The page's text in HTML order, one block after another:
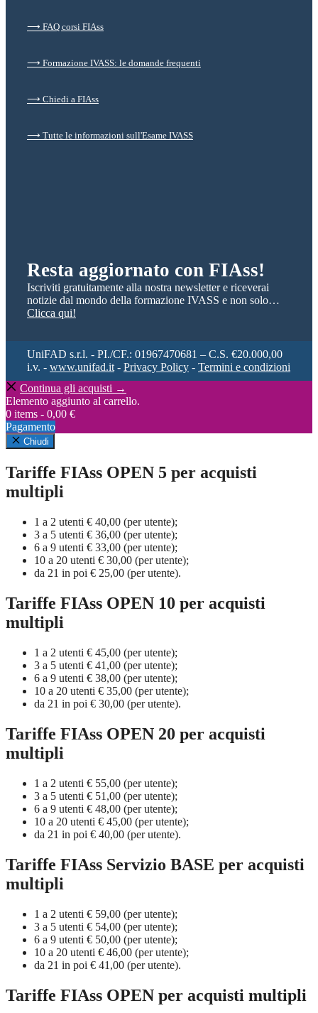
⟶ FAQ corsi FIAss
⟶ Formazione IVASS: le domande frequenti
⟶ Chiedi a FIAss
⟶ Tutte le informazioni sull'Esame IVASS
Resta aggiornato con FIAss!
Iscriviti gratuitamente alla nostra newsletter e riceverai
notizie dal mondo della formazione IVASS e non solo…
Clicca qui!
UniFAD s.r.l. - PI./CF.: 01967470681 – C.S. €20.000,00
i.v. - www.unifad.it - Privacy Policy - Termini e condizioni
Continua gli acquisti →
Elemento aggiunto al carrello.
0 items - 0,00 €
Pagamento
Chiudi
Tariffe FIAss OPEN 5 per acquisti
multipli
1 a 2 utenti € 40,00 (per utente);
3 a 5 utenti € 36,00 (per utente);
6 a 9 utenti € 33,00 (per utente);
10 a 20 utenti € 30,00 (per utente);
da 21 in poi € 25,00 (per utente).
Tariffe FIAss OPEN 10 per acquisti
multipli
1 a 2 utenti € 45,00 (per utente);
3 a 5 utenti € 41,00 (per utente);
6 a 9 utenti € 38,00 (per utente);
10 a 20 utenti € 35,00 (per utente);
da 21 in poi € 30,00 (per utente).
Tariffe FIAss OPEN 20 per acquisti
multipli
1 a 2 utenti € 55,00 (per utente);
3 a 5 utenti € 51,00 (per utente);
6 a 9 utenti € 48,00 (per utente);
10 a 20 utenti € 45,00 (per utente);
da 21 in poi € 40,00 (per utente).
Tariffe FIAss Servizio BASE per acquisti
multipli
1 a 2 utenti € 59,00 (per utente);
3 a 5 utenti € 54,00 (per utente);
6 a 9 utenti € 50,00 (per utente);
10 a 20 utenti € 46,00 (per utente);
da 21 in poi € 41,00 (per utente).
Tariffe FIAss OPEN per acquisti multipli